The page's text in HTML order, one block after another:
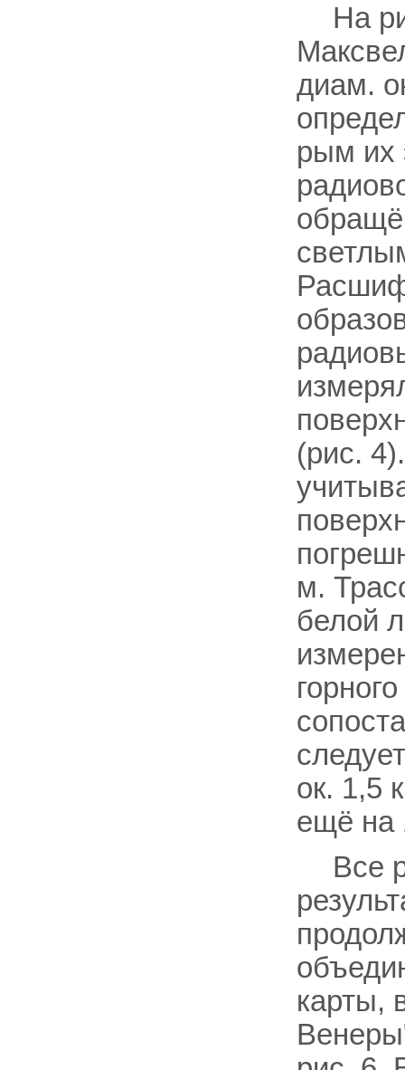
На
диам.
рым их
(рис.
м.
белой
ок. 1,5
ещё на
Все
карты,